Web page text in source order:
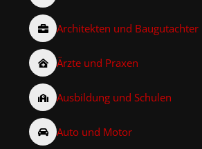
Architekten und Baugutachter
Ärzte und Praxen
Ausbildung und Schulen
Auto und Motor